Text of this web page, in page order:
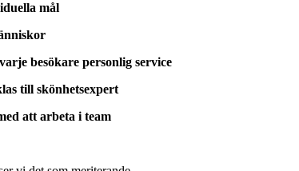
mål
besökare personlig service
till skönhetsexpert
att arbeta i team